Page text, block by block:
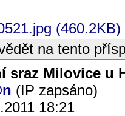
(460.2KB)
na tento
sraz Milovice u
(IP zapsáno)
18:21